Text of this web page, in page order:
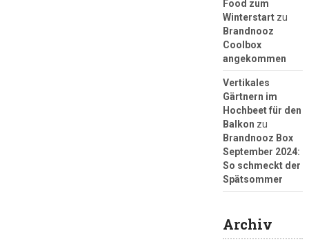
Food zum
Winterstartzu
Brandnooz
Coolbox
angekommen
Vertikales
Gärtnern im
Hochbeet für den
Balkon zu
Brandnooz Box
September 2024:
So schmeckt der
Spätsommer
Archiv